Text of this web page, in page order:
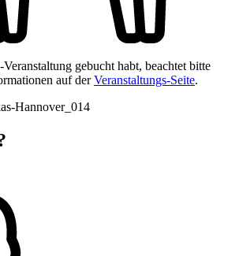
gebucht habt, beachtet bitte
auf derVeranstaltungs-Seite.